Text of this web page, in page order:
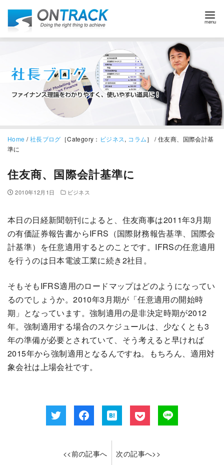
Home /社長ブログ ［Category： ビジネス, コラム］ / 住友商、国際会計基
準に
住友商、国際会計基準に
2010年12月1日 ビジネス
本日の日経新聞朝刊によると、住友商事は2011年3月期
の有価証券報告書からIFRS（国際財務報告基準、国際会
計基準）を任意適用するとのことです。IFRSの任意適用
を行うのは日本電波工業に続き2社目。
そもそもIFRS適用のロードマップはどのようになってい
るのでしょうか。2010年3月期が「任意適用の開始時
期」となっています。強制適用の是非決定時期が2012
年。強制適用する場合のスケジュールは、少なくとも3
年の準備が必要とされていて、そう考えると早ければ
2015年から強制適用となるんですね。もちろん、適用対
象会社は上場会社です。
<<前の記事へ 次の記事へ>>